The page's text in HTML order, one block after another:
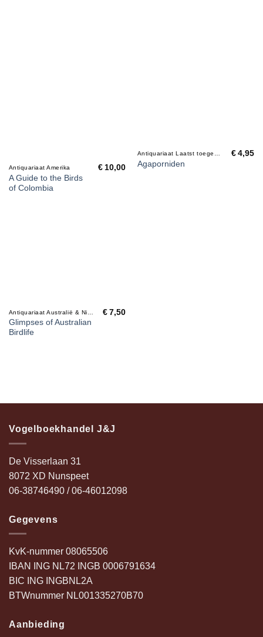
Antiquariaat Amerika
A Guide to the Birds
of Colombia
€ 10,00 Agaporniden
€ 4,95
Glimpses of Australian
Birdlife
€ 7,50
Vogelboekhandel J&J
De Visserlaan 31
8072 XD Nunspeet
06-38746490 / 06-46012098
Gegevens
KvK-nummer 08065506
IBAN ING NL72 INGB 0006791634
BIC ING INGBNL2A
BTWnummer NL001335270B70
Aanbieding